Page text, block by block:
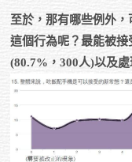
至於，那有哪些例外
這個行為呢？最能被
(80.7%，300人)以及